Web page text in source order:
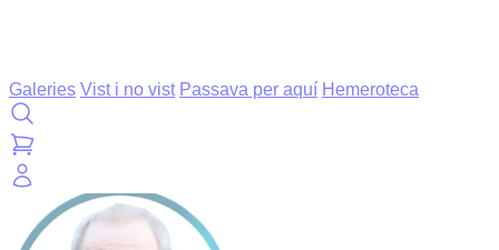
Galeries Vist i no vist Passava per aquí Hemeroteca